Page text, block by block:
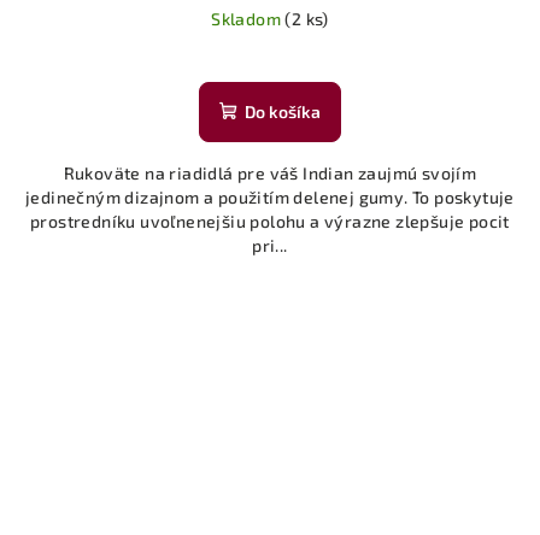
Skladom(2 ks)
Do košíka
Rukoväte na riadidlá pre váš Indian zaujmú svojím
jedinečným dizajnom a použitím delenej gumy. To poskytuje
prostredníku uvoľnenejšiu polohu a výrazne zlepšuje pocit
pri...